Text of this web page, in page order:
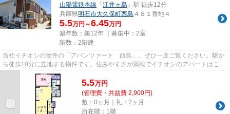
山陽電鉄本線 「 江井ヶ島 」駅 徒歩12分
兵庫県明石市大久保町西島 ４８１番地４
5.5万円～6.45万円
築年数：築12年 ｜募集中： 2室
階数：2階建
当社イチオシの物件の「アバンツァート 西島」。ぜひ一度ご覧ください。駅か
ら徒歩10分に立地する物件です。住みやすさが満載でイチオシのアパートはこち
らです。ベストハウジングか...
5.5万円
(管理費・共益費 2,900円)
敷：0ヶ月｜礼：2ヶ月
所在階：1階